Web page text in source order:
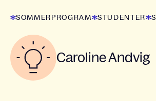
SOMMERPROGRAM STUDENTER
Caroline Andvig